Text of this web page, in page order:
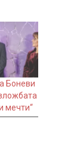
Боневи
мечти“